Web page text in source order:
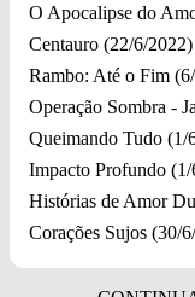
O Apocalipse do
Centauro (22/6/2022)
Rambo: Até o Fim
Operação Sombra -
Queimando Tudo (1/
Impacto Profundo
Histórias de Amor
Corações Sujos (30/